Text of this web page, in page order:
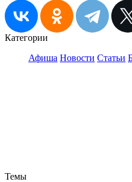
Категории
Афиша Новости Статьи
Темы